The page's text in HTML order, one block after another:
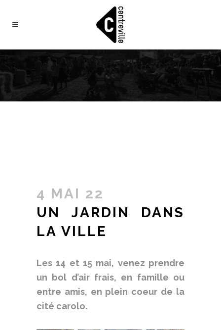
4 MAI 22
UN JARDIN DANS
LA VILLE
Les 14 et 15 mai, venez prendre
un bol d’air frais, en famille ou
entre amis, en plein coeur de la
cité carolo.